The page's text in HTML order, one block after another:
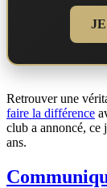
Retrouver une
faire la différence
club a annoncé, ce
ans.